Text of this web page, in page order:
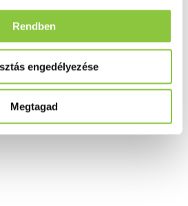
Rendben
engedélyezése
Megtagad
kapszula, 100 db
Részletek